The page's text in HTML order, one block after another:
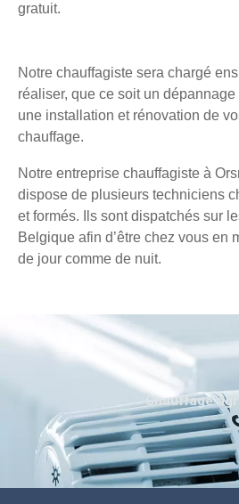
gratuit.
Notre chauffagiste sera chargé
réaliser, que ce soit un
une installation et rénovation de
chauffage.
Notre entreprise chauffagiste à
dispose de plusieurs techniciens
et formés. Ils sont dispatchés sur
Belgique afin d’être chez vous en
de jour comme de nuit.
Chauffage